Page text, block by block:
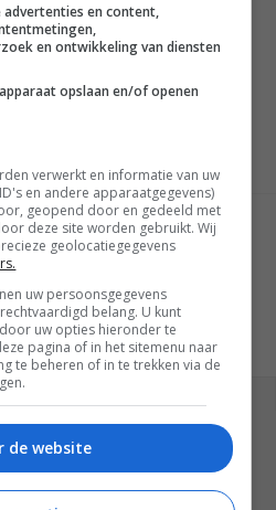
je als amateur ineens als een
juni verkrijgbaar voor
GESCHREVEN DOOR
TOM DIJKEMA
advertenties en content,
en ontwikkeling van diensten
opslaan en/of openen
verwerkt en informatie van uw
en andere apparaatgegevens)
geopend door en gedeeld met
deze site worden gebruikt. Wij
geolocatiegegevens
uw persoonsgegevens
belang. U kunt
uw opties hieronder te
pagina of in het sitemenu naar
te beheren of in te trekken via de
de website